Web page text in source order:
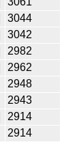
3044
3042
2982
2962
2948
2943
2914
2914